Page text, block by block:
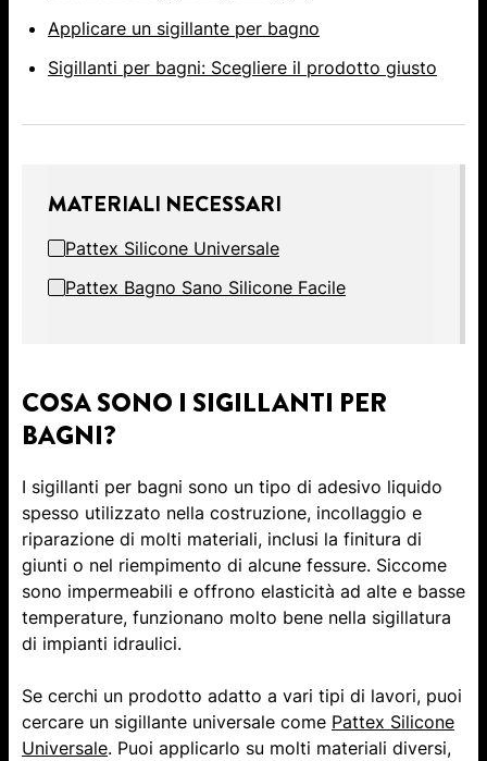
Applicare un sigillante per bagno
Sigillanti per bagni: Scegliere il prodotto giusto
COSA SONO I SIGILLANTI PER
BAGNI?
I sigillanti per bagni sono un tipo di adesivo liquido
spesso utilizzato nella costruzione, incollaggio e
riparazione di molti materiali, inclusi la finitura di
giunti o nel riempimento di alcune fessure. Siccome
sono impermeabili e offrono elasticità ad alte e basse
temperature, funzionano molto bene nella sigillatura
di impianti idraulici.
Se cerchi un prodotto adatto a vari tipi di lavori, puoi
cercare un sigillante universale come Pattex Silicone
Universale. Puoi applicarlo su molti materiali diversi,
MATERIALI NECESSARI
Pattex Silicone Universale
Pattex Bagno Sano Silicone Facile